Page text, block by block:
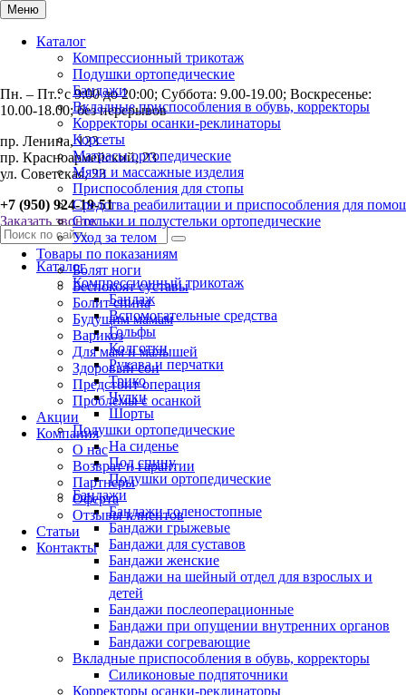
Меню
Каталог
Компрессионный трикотаж
Подушки ортопедические
Бандажи
Вкладные приспособления в обувь, корректоры
Корректоры осанки-реклинаторы
Корсеты
Матрасы ортопедические
Мячи и массажные изделия
Приспособления для стопы
Средства реабилитации и приспособления для
Стельки и полустельки ортопедические
Уход за телом
Товары по показаниям
Болят ноги
Беспокоят суставы
Болит спина
Будущим мамам
Варикоз
Для мам и малышей
Здоровый сон
Предстоит операция
Проблемы с осанкой
Акции
Компания
О нас
Возврат и гарантии
Партнеры
Оферта
Отзывы клиентов
Статьи
Контакты
Пн. – Пт.: с 9:00 до 20:00; Суббота: 9.00-19.00; Воскресенье:
10.00-18.00; без перерывов
пр. Ленина, 123
пр. Красноармейский, 23
ул. Советская, 23
+7 (950) 924-19-51
Заказать звонок
Каталог
Компрессионный трикотаж
Бандаж
Вспомогательные средства
Гольфы
Колготки
Рукава и перчатки
Трико
Чулки
Шорты
Подушки ортопедические
На сиденье
Под спину
Подушки ортопедические
Бандажи
Бандажи голеностопные
Бандажи грыжевые
Бандажи для суставов
Бандажи женские
Бандажи на шейный отдел для взрослых и
детей
Бандажи послеоперационные
Бандажи при опущении внутренних органов
Бандажи согревающие
Вкладные приспособления в обувь, корректоры
Силиконовые подпяточники
Корректоры осанки-реклинаторы